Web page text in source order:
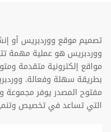
تصميم موقع ووردبريس أو
ووردبريس هو عملية مهمة
مواقع إلكترونية متقدمة
بطريقة سهلة وفعالة.
مفتوح المصدر يوفر
التي تساعد في تخصيص